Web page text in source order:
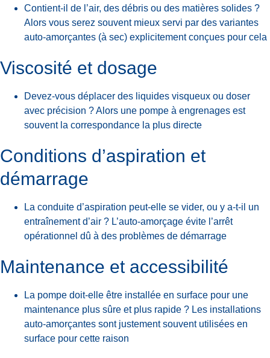
Contient-il de l’air, des débris ou des matières solides ?
Alors vous serez souvent mieux servi par des variantes
auto-amorçantes (à sec) explicitement conçues pour cela
Viscosité et dosage
Devez-vous déplacer des liquides visqueux ou doser
avec précision ? Alors une pompe à engrenages est
souvent la correspondance la plus directe
Conditions d’aspiration et
démarrage
La conduite d’aspiration peut-elle se vider, ou y a-t-il un
entraînement d’air ? L’auto-amorçage évite l’arrêt
opérationnel dû à des problèmes de démarrage
Maintenance et accessibilité
La pompe doit-elle être installée en surface pour une
maintenance plus sûre et plus rapide ? Les installations
auto-amorçantes sont justement souvent utilisées en
surface pour cette raison